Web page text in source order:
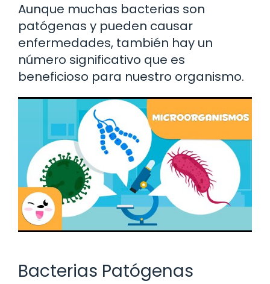
Aunque muchas bacterias son
patógenas y pueden causar
enfermedades, también hay un
número significativo que es
beneficioso para nuestro organismo.
Bacterias Patógenas